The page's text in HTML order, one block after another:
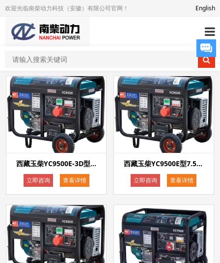
欢迎光临南柴动力科技（安徽）有限公司官网！ English
西藏玉柴YC9500E-3D型7.5kw汽油发电机电启动单相220V三相380V等功率双电压带电瓶
立即咨询 查看详情
西藏玉柴YC9500E型7.5kw电启动汽油发电机单相220V
立即咨询 查看详情